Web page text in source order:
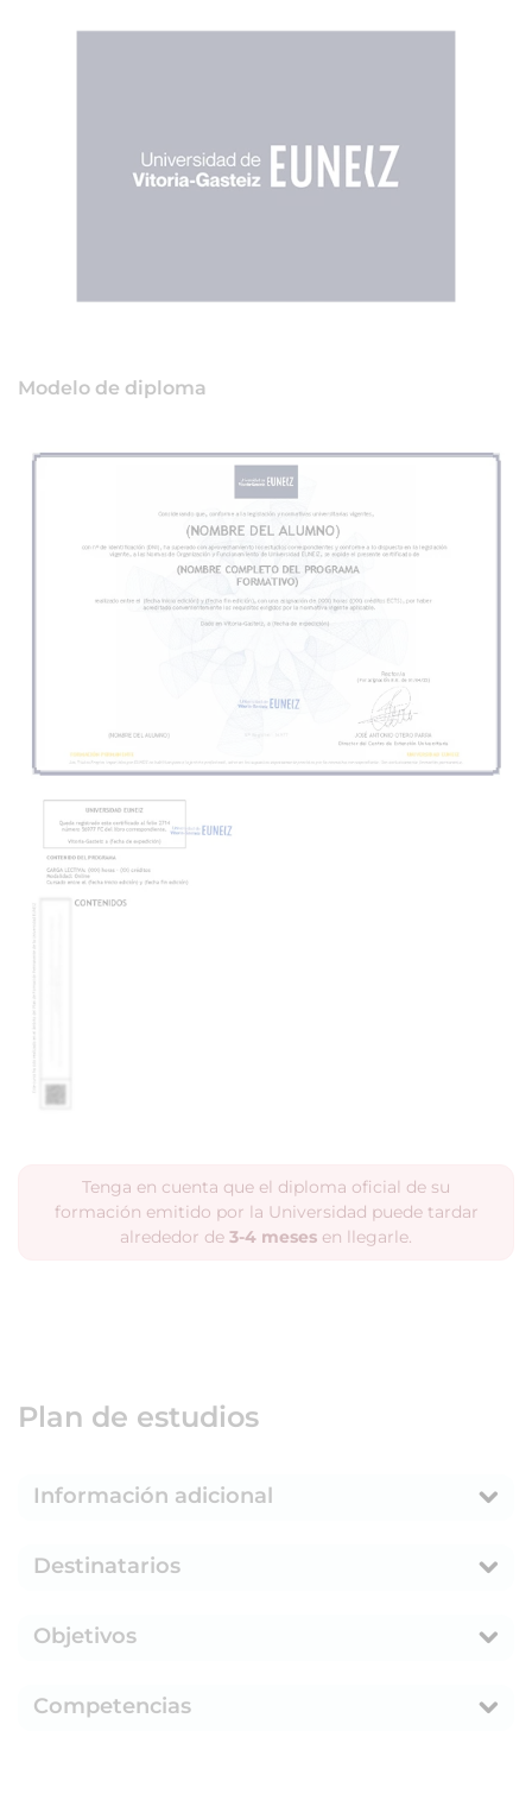
Modelo de diploma
Tenga en cuenta que el diploma oficial de su
formación emitido por la Universidad puede tardar
alrededor de 3-4 meses en llegarle.
Plan de estudios
Información adicional
Destinatarios
Objetivos
Competencias